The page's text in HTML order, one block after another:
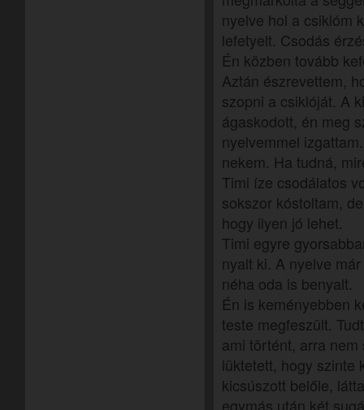
nyelve hol a csiklóm
lefetyelt. Csodás
Én közben tovább
Aztán észrevettem,
szopni a csiklóját. A
ágaskodott, én meg
nyelvemmel
nekem. Ha tudná,
Timi íze csodálatos
sokszor kóstoltam,
hogy ilyen jó lehet.
Timi egyre
nyalt ki. A nyelve
néha oda is benyalt.
Én is keményebben
teste megfeszült.
ami történt, arra
lüktetett, hogy szinte
kicsúszott belőle,
egymás után két